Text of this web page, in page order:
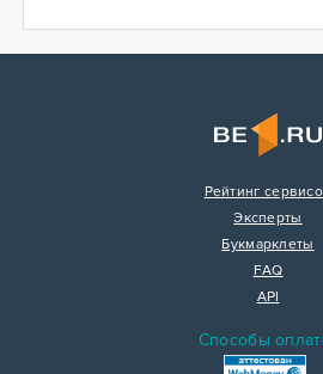
Рейтинг
Эксперты
Букмарклеты
FAQ
API
Способы